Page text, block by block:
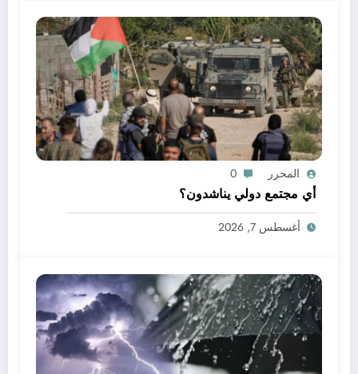
المحرر 0
أي مجتمع دولي يناشدون؟
أغسطس 7, 2026